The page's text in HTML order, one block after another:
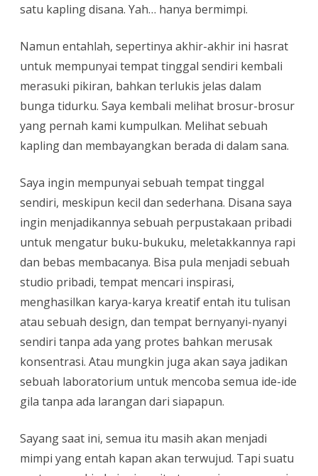
satu kapling disana. Yah… hanya bermimpi.
Namun entahlah, sepertinya akhir-akhir ini hasrat
untuk mempunyai tempat tinggal sendiri kembali
merasuki pikiran, bahkan terlukis jelas dalam
bunga tidurku. Saya kembali melihat brosur-brosur
yang pernah kami kumpulkan. Melihat sebuah
kapling dan membayangkan berada di dalam sana.
Saya ingin mempunyai sebuah tempat tinggal
sendiri, meskipun kecil dan sederhana. Disana saya
ingin menjadikannya sebuah perpustakaan pribadi
untuk mengatur buku-bukuku, meletakkannya rapi
dan bebas membacanya. Bisa pula menjadi sebuah
studio pribadi, tempat mencari inspirasi,
menghasilkan karya-karya kreatif entah itu tulisan
atau sebuah design, dan tempat bernyanyi-nyanyi
sendiri tanpa ada yang protes bahkan merusak
konsentrasi. Atau mungkin juga akan saya jadikan
sebuah laboratorium untuk mencoba semua ide-ide
gila tanpa ada larangan dari siapapun.
Sayang saat ini, semua itu masih akan menjadi
mimpi yang entah kapan akan terwujud. Tapi suatu